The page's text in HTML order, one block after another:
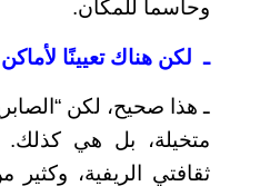
وحاسما للمكان.
ـ لكن هناك تعيينًا
ـ هذا صحيح، لكن
متخيلة، بل هي
ثقافتي الريفية، وكثير